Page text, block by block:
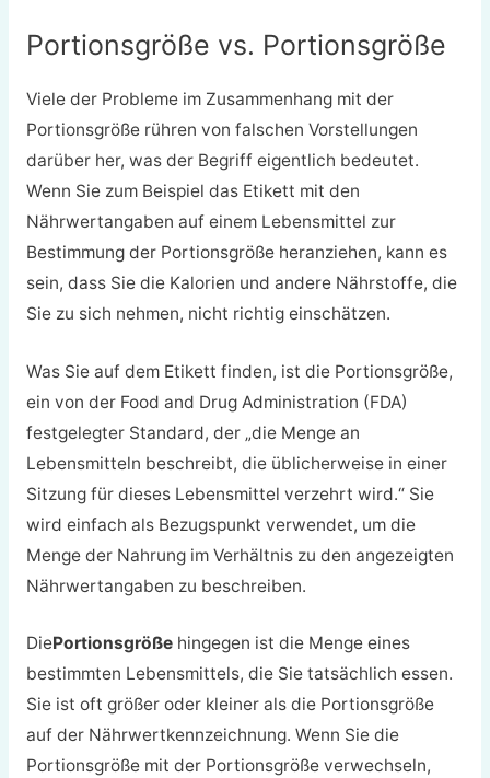
Portionsgröße vs. Portionsgröße
Viele der Probleme im Zusammenhang mit der
Portionsgröße rühren von falschen Vorstellungen
darüber her, was der Begriff eigentlich bedeutet.
Wenn Sie zum Beispiel das Etikett mit den
Nährwertangaben auf einem Lebensmittel zur
Bestimmung der Portionsgröße heranziehen, kann es
sein, dass Sie die Kalorien und andere Nährstoffe, die
Sie zu sich nehmen, nicht richtig einschätzen.
Was Sie auf dem Etikett finden, ist die Portionsgröße,
ein von der Food and Drug Administration (FDA)
festgelegter Standard, der „die Menge an
Lebensmitteln beschreibt, die üblicherweise in einer
Sitzung für dieses Lebensmittel verzehrt wird.“ Sie
wird einfach als Bezugspunkt verwendet, um die
Menge der Nahrung im Verhältnis zu den angezeigten
Nährwertangaben zu beschreiben.
DiePortionsgrößehingegen ist die Menge eines
bestimmten Lebensmittels, die Sie tatsächlich essen.
Sie ist oft größer oder kleiner als die Portionsgröße
auf der Nährwertkennzeichnung. Wenn Sie die
Portionsgröße mit der Portionsgröße verwechseln,